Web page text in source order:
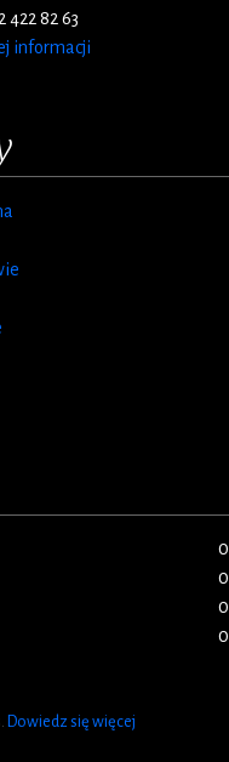
422 82 63
informacji
0
0
0
0
Dowiedz się więcej